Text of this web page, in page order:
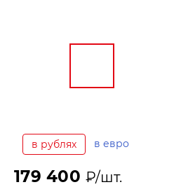
в рублях в евро
179 400₽/шт.